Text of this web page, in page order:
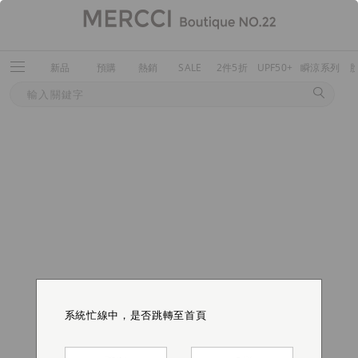
新品 預購 熱銷 SALE 2件5折 UPF50+ 瞬涼系列
系統忙線中，是否跳轉至首頁
系統忙線中，是否跳轉至首頁
系統忙線中，是否跳轉至首頁
系統忙線中，是否跳轉至首頁
系統忙線中，是否跳轉至首頁